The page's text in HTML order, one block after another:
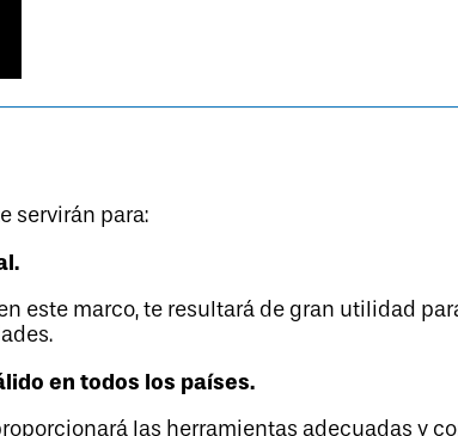
servirán para:
este marco, te resultará de gran utilidad
en todos los países.
las herramientas adecuadas y